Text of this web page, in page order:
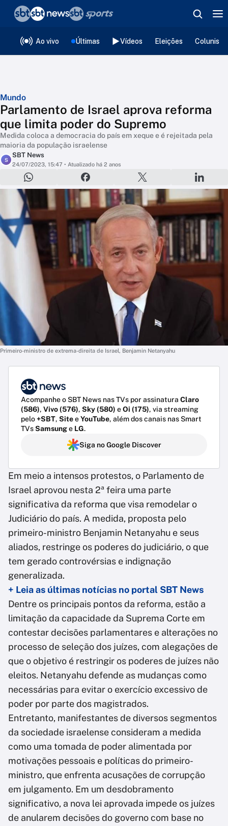
Ao vivo Últimas Vídeos Eleições
Mundo
Parlamento de Israel aprova reforma
que limita poder do Supremo
Medida coloca a democracia do país em xeque e é rejeitada pela
maioria da população israelense
S
SBT News
24/07/2023, 15:47 • Atualizado há 2 anos
Primeiro-ministro de extrema-direita de Israel, Benjamin Netanyahu
Acompanhe o SBT News nas TVs por assinatura Claro
(586), Vivo (576), Sky (580) eOi (175), via streaming
pelo+SBT, SiteeYouTube, além dos canais nas Smart
TVsSamsunge LG.
Siga no Google Discover
Em meio a intensos protestos, o Parlamento de
Israel aprovou nesta 2ª feira uma parte
significativa da reforma que visa remodelar o
Judiciário do país. A medida, proposta pelo
primeiro-ministro Benjamin Netanyahu e seus
aliados, restringe os poderes do judiciário, o que
tem gerado controvérsias e indignação
generalizada.
+ Leia as últimas notícias no portal SBT News
Dentre os principais pontos da reforma, estão a
limitação da capacidade da Suprema Corte em
contestar decisões parlamentares e alterações no
processo de seleção dos juízes, com alegações de
que o objetivo é restringir os poderes de juízes não
eleitos. Netanyahu defende as mudanças como
necessárias para evitar o exercício excessivo de
poder por parte dos magistrados.
Entretanto, manifestantes de diversos segmentos
da sociedade israelense consideram a medida
como uma tomada de poder alimentada por
motivações pessoais e políticas do primeiro-
ministro, que enfrenta acusações de corrupção
em julgamento. Em um desdobramento
significativo, a nova lei aprovada impede os juízes
de anularem decisões do governo com base no
❮voltar
Editorias